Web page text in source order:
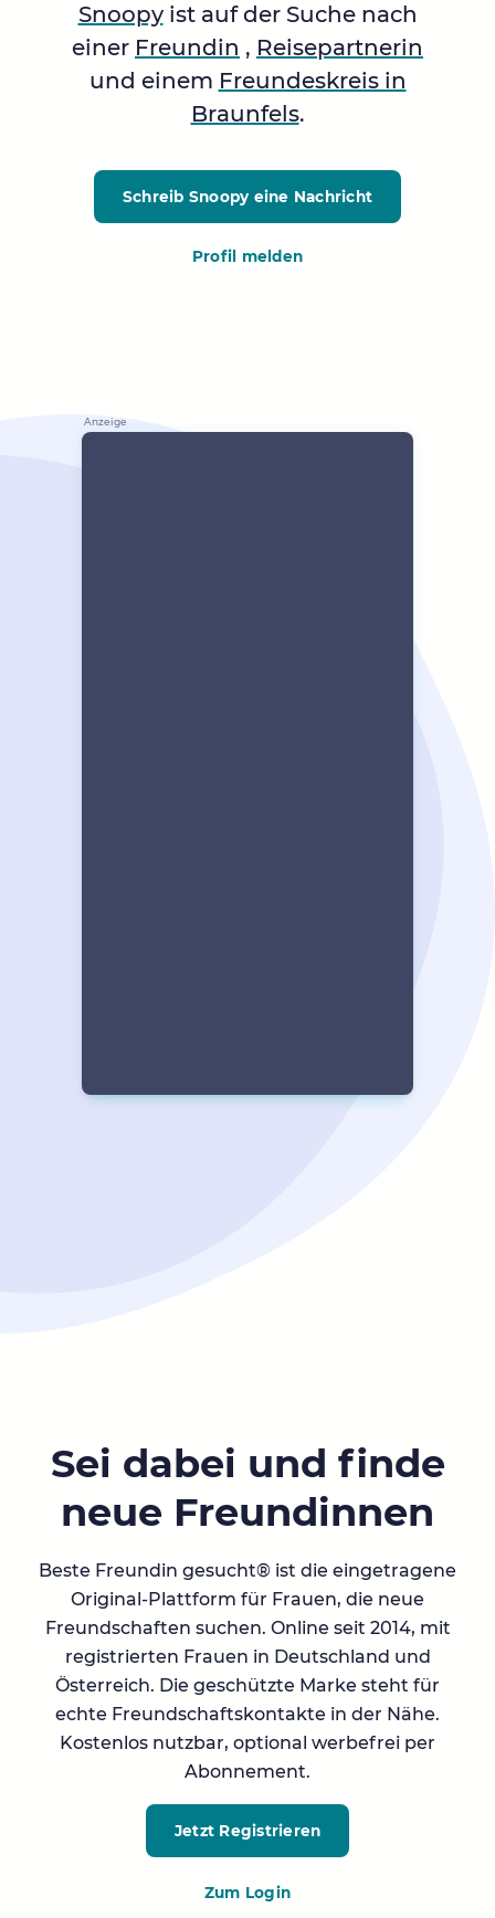
Snoopyist auf der Suche nach
einer Freundin , Reisepartnerin
und einem Freundeskreis in
Braunfels.
Schreib Snoopy eine Nachricht
Profil melden
Sei dabei und finde
neue Freundinnen
Beste Freundin gesucht® ist die eingetragene
Original-Plattform für Frauen, die neue
Freundschaften suchen. Online seit 2014, mit
registrierten Frauen in Deutschland und
Österreich. Die geschützte Marke steht für
echte Freundschaftskontakte in der Nähe.
Kostenlos nutzbar, optional werbefrei per
Abonnement.
Jetzt Registrieren
Zum Login